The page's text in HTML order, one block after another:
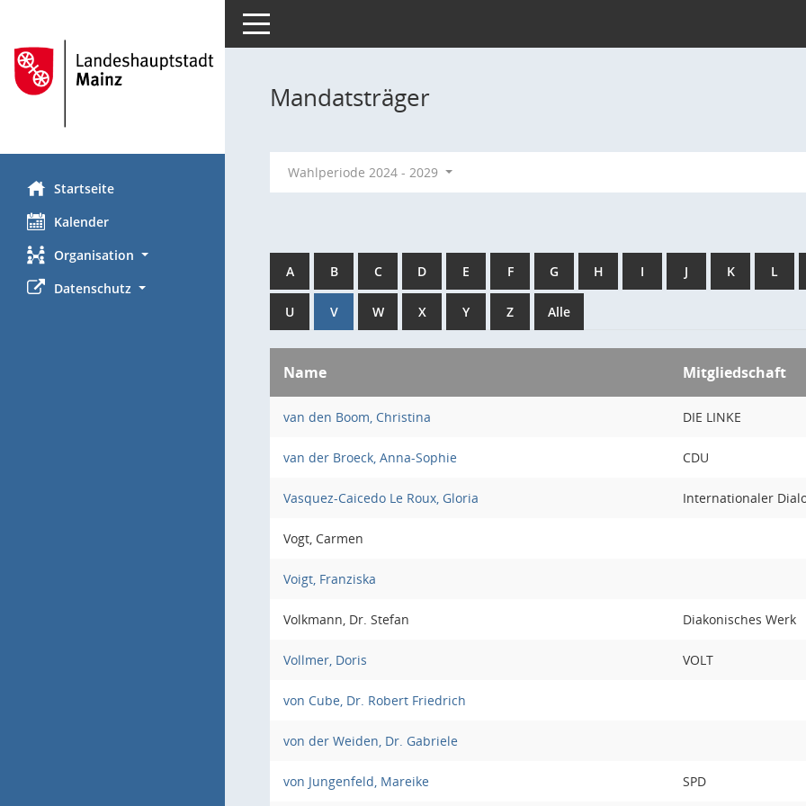
Startseite
Kalender
Organisation
Datenschutz
Toggle navigation
Mandatsträger
Wahlperiode 2024 - 2029
A B C D E F G H I J K L
U V W X Y Z Alle
Name Mitgliedschaft
van den Boom, Christina DIE LINKE
van der Broeck, Anna-Sophie CDU
Vasquez-Caicedo Le Roux, Gloria Internationaler
Vogt, Carmen
Voigt, Franziska
Volkmann, Dr. Stefan Diakonisches Werk
Vollmer, Doris VOLT
von Cube, Dr. Robert Friedrich
von der Weiden, Dr. Gabriele
von Jungenfeld, Mareike SPD